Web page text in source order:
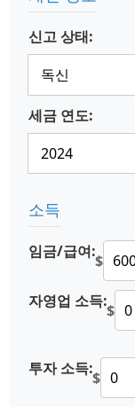
신고 상태:
세금 연도:
소득
임금/급여:$
자영업 소득:$
투자 소득:$